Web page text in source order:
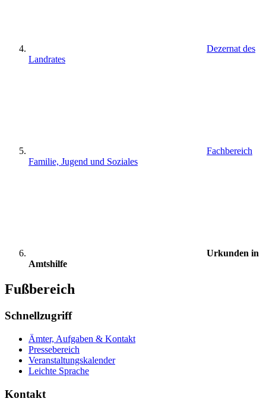
Dezernat des
Landrates
Fachbereich
Familie, Jugend und Soziales
Urkunden in
Amtshilfe
Fußbereich
Schnellzugriff
Ämter, Aufgaben & Kontakt
Pressebereich
Veranstaltungskalender
Leichte Sprache
Kontakt